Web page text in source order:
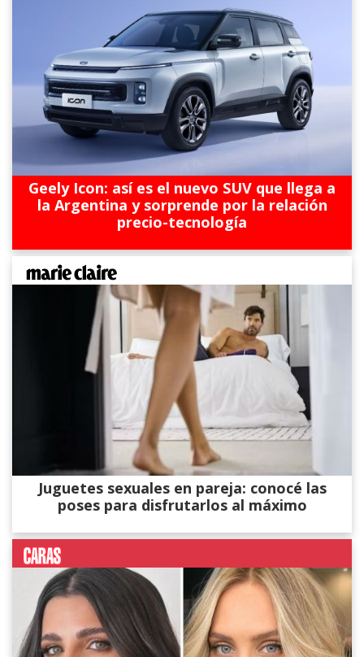
Geely Icon: así es el nuevo SUV que llega a
la Argentina y sorprende por la relación
precio-tecnología
Juguetes sexuales en pareja: conocé las
poses para disfrutarlos al máximo